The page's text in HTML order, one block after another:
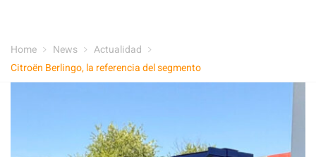
Home News
Actualidad
Citroën Berlingo, la referencia del segmento